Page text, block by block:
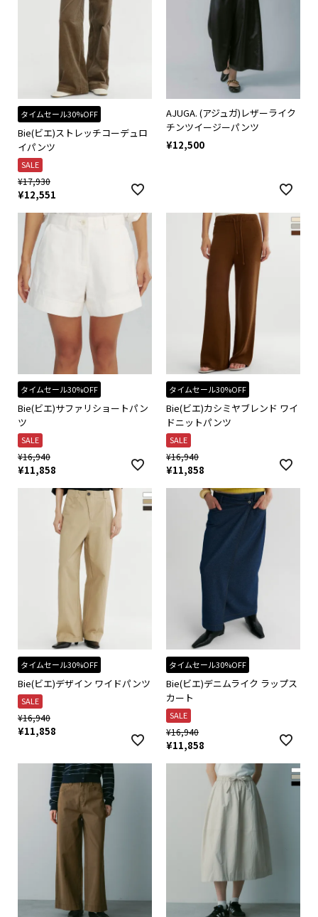
タイムセール30%OFF
Bie(ビエ)ストレッチコーデュロ
イパンツ
SALE
¥17,930
¥12,551
AJUGA. (アジュガ)レザーライク
チンツイージーパンツ
¥12,500
タイムセール30%OFF
Bie(ビエ)サファリショートパン
ツ
SALE
¥16,940
¥11,858
タイムセール30%OFF
Bie(ビエ)カシミヤブレンド ワイ
ドニットパンツ
SALE
¥16,940
¥11,858
タイムセール30%OFF
Bie(ビエ)デザイン ワイドパンツ
SALE
¥16,940
¥11,858
タイムセール30%OFF
Bie(ビエ)デニムライク ラップス
カート
SALE
¥16,940
¥11,858